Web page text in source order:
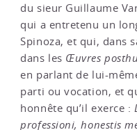
du sieur Guillaume
qui a entretenu un
Spinoza, et qui, dans
dans les Œuvres
en parlant de lui-
parti ou vocation, et
honnête qu’il exerce :
professioni, honestis